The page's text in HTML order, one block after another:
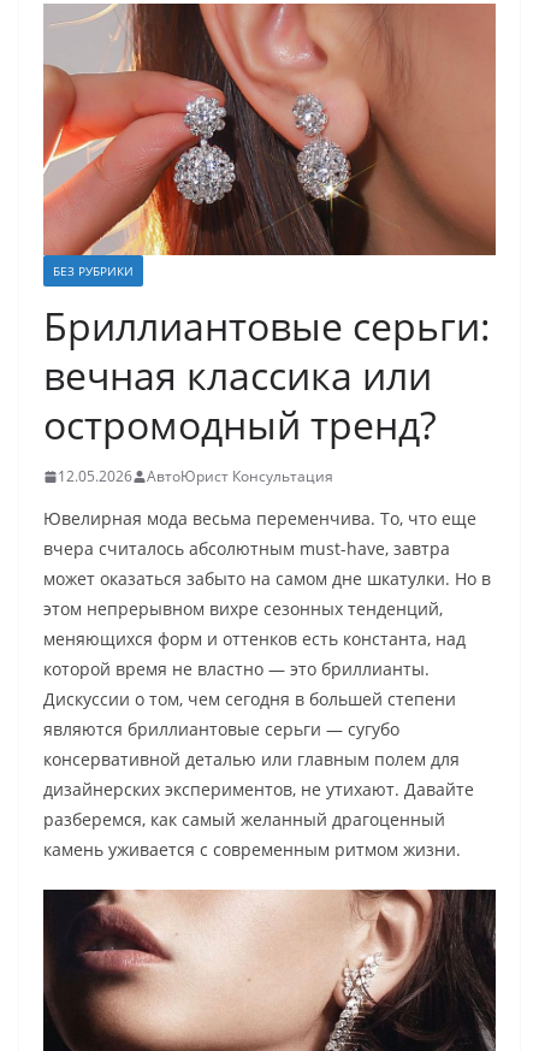
БЕЗ РУБРИКИ
Бриллиантовые серьги:
вечная классика или
остромодный тренд?
12.05.2026 АвтоЮрист Консультация
Ювелирная мода весьма переменчива. То, что еще
вчера считалось абсолютным must-have, завтра
может оказаться забыто на самом дне шкатулки. Но в
этом непрерывном вихре сезонных тенденций,
меняющихся форм и оттенков есть константа, над
которой время не властно — это бриллианты.
Дискуссии о том, чем сегодня в большей степени
являются бриллиантовые серьги — сугубо
консервативной деталью или главным полем для
дизайнерских экспериментов, не утихают. Давайте
разберемся, как самый желанный драгоценный
камень уживается с современным ритмом жизни.